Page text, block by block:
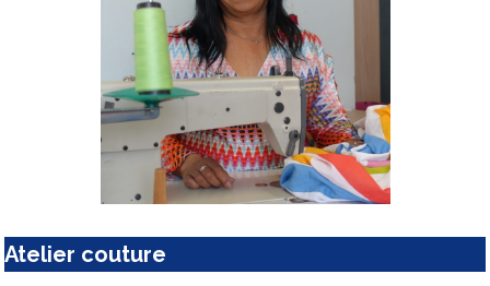
Atelier couture